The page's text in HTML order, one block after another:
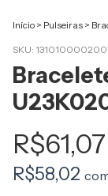
Início > Pulseiras >
SKU:
R$61,07
R$58,02